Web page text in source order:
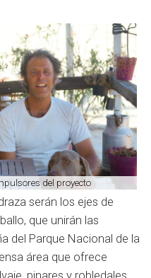
del proyecto
serán los ejes de
que unirán las
del Parque Nacional de la
área que ofrece